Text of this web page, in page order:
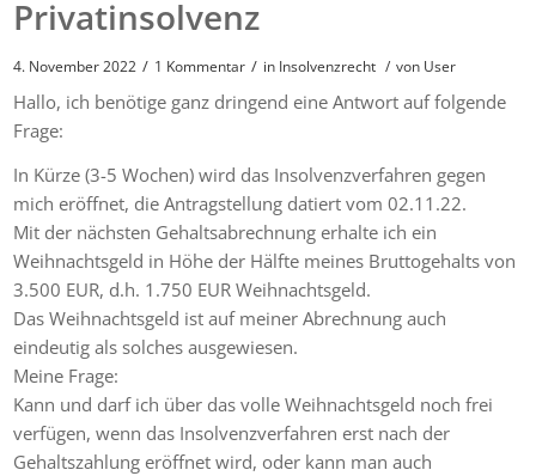
Privatinsolvenz
4. November 2022 / 1 Kommentar / in Insolvenzrecht / von User
Hallo, ich benötige ganz dringend eine Antwort auf folgende
Frage:
In Kürze (3-5 Wochen) wird das Insolvenzverfahren gegen
mich eröffnet, die Antragstellung datiert vom 02.11.22.
Mit der nächsten Gehaltsabrechnung erhalte ich ein
Weihnachtsgeld in Höhe der Hälfte meines Bruttogehalts von
3.500 EUR, d.h. 1.750 EUR Weihnachtsgeld.
Das Weihnachtsgeld ist auf meiner Abrechnung auch
eindeutig als solches ausgewiesen.
Meine Frage:
Kann und darf ich über das volle Weihnachtsgeld noch frei
verfügen, wenn das Insolvenzverfahren erst nach der
Gehaltszahlung eröffnet wird, oder kann man auch